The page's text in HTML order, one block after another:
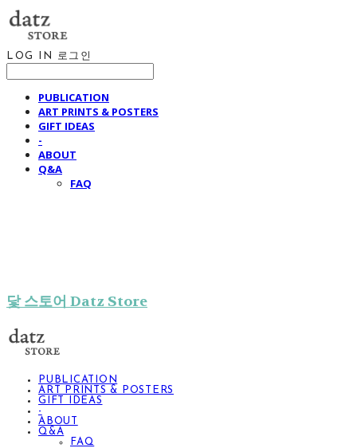
LOG IN 로그인
PUBLICATION
ART PRINTS & POSTERS
GIFT IDEAS
-
ABOUT
Q&A
FAQ
닻 스토어 Datz Store
PUBLICATION
ART PRINTS & POSTERS
GIFT IDEAS
-
ABOUT
Q&A
FAQ